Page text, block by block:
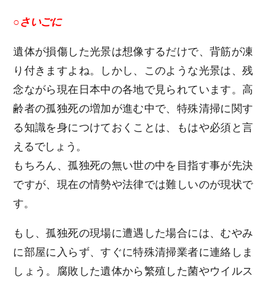
○さいごに
遺体が損傷した光景は想像するだけで、背筋が凍
り付きますよね。しかし、このような光景は、残
念ながら現在日本中の各地で見られています。高
齢者の孤独死の増加が進む中で、特殊清掃に関す
る知識を身につけておくことは、もはや必須と言
えるでしょう。
もちろん、孤独死の無い世の中を目指す事が先決
ですが、現在の情勢や法律では難しいのが現状で
す。
もし、孤独死の現場に遭遇した場合には、むやみ
に部屋に入らず、すぐに特殊清掃業者に連絡しま
しょう。腐敗した遺体から繁殖した菌やウイルス